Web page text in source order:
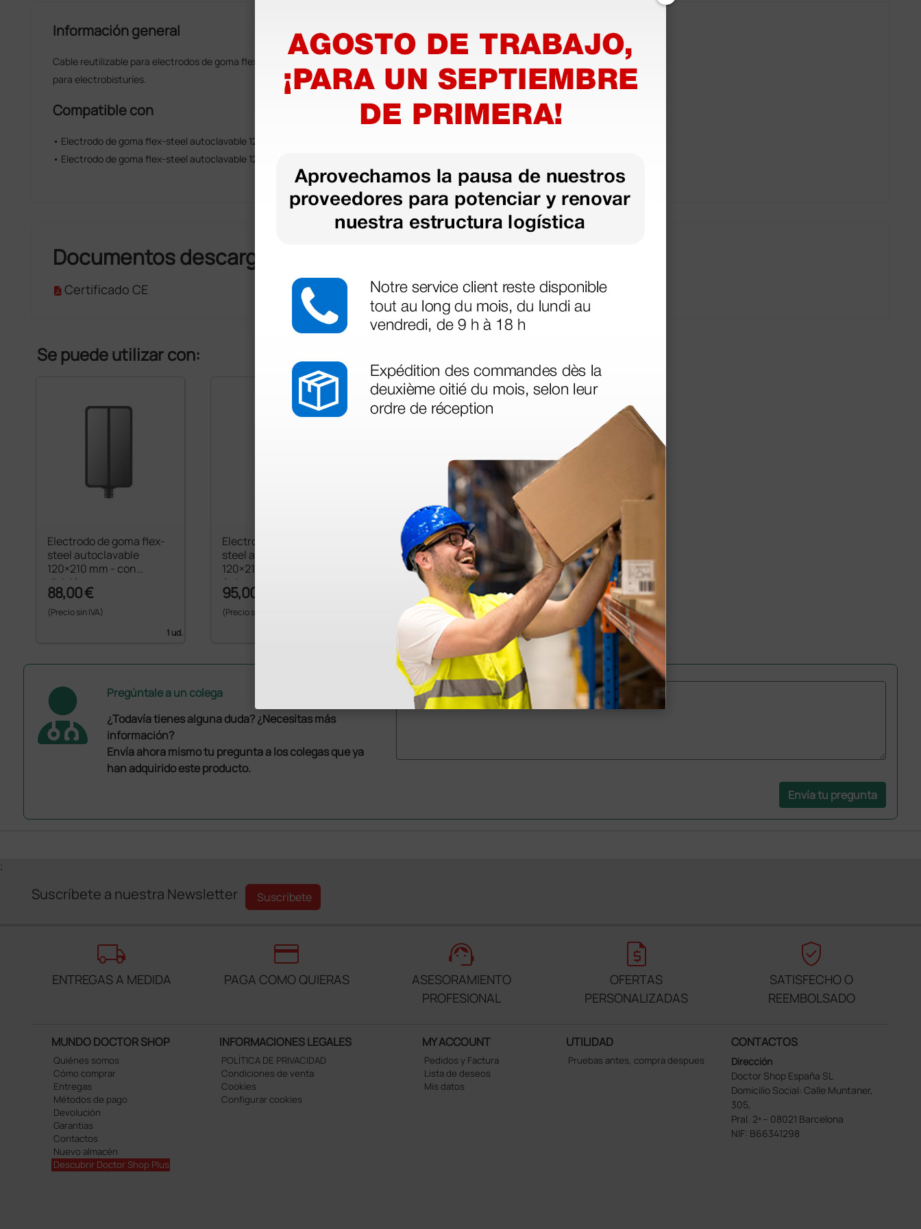
Información general
Cable reutilizable para electrodos de goma flex-steel con código 110413 y 110412. Indicado
para electrobisturíes.
Compatible con
• Electrodo de goma flex-steel autoclavable 120×210 mm - con división
• Electrodo de goma flex-steel autoclavable 120×210 mm - pieza única
Documentos descargables
Certificado CE
Se puede utilizar con:
Electrodo de goma flex-
steel autoclavable
120×210 mm - con
división
88,00 €
(Precio sin IVA)
1 ud.
Electrodo de goma flex-
steel autoclavable
120×210 mm - pieza
única
95,00 €
(Precio sin IVA)
Pregúntale a un colega
¿Todavía tienes alguna duda? ¿Necesitas más
información?
Envía ahora mismo tu pregunta a los colegas que ya
han adquirido este producto.
Envía tu pregunta
;
Suscríbete a nuestra Newsletter Suscríbete
local_shipping
ENTREGAS A MEDIDA
credit_card
PAGA COMO QUIERAS
support_agent
ASESORAMIENTO
PROFESIONAL
request_quote
OFERTAS
PERSONALIZADAS
verified_user
SATISFECHO O
REEMBOLSADO
MUNDO DOCTOR SHOP
Quiénes somos
Cómo comprar
Entregas
Métodos de pago
Devolución
Garantías
Contactos
Nuevo almacén
Descubrir Doctor Shop Plus
INFORMACIONES LEGALES
POLÍTICA DE PRIVACIDAD
Condiciones de venta
Cookies
Configurar cookies
MY ACCOUNT
Pedidos y Factura
Lista de deseos
Mis datos
UTILIDAD
Pruebas antes, compra despues
CONTACTOS
Dirección
Doctor Shop España SL
Domicilio Social: Calle Muntaner,
305,
Pral. 2ª – 08021 Barcelona
NIF: B66341298